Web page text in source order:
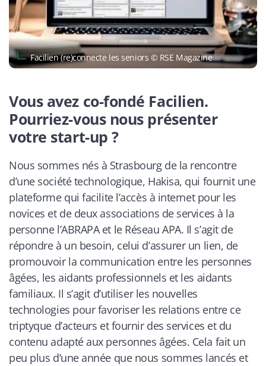
Facilien (re)connecte les seniors © RSE Magazine
Vous avez co-fondé Facilien.
Pourriez-vous nous présenter
votre start-up ?
Nous sommes nés à Strasbourg de la rencontre
d’une société technologique, Hakisa, qui fournit une
plateforme qui facilite l’accès à internet pour les
novices et de deux associations de services à la
personne l’ABRAPA et le Réseau APA. Il s’agit de
répondre à un besoin, celui d’assurer un lien, de
promouvoir la communication entre les personnes
âgées, les aidants professionnels et les aidants
familiaux. Il s’agit d’utiliser les nouvelles
technologies pour favoriser les relations entre ce
triptyque d’acteurs et fournir des services et du
contenu adapté aux personnes âgées. Cela fait un
peu plus d’une année que nous sommes lancés et